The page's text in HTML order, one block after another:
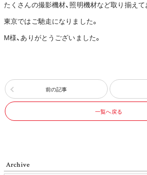
たくさんの撮影機材、照明機材など取り揃えて
東京ではご馳走になりました。
M様、ありがとうございました。
前の記事
一覧へ戻る
Archive